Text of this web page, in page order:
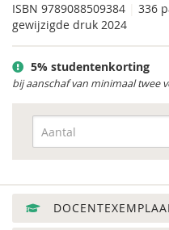
ISBN 9789088509384 336
gewijzigde druk 2024
5% studentenkorting
bij aanschaf van minimaal twee